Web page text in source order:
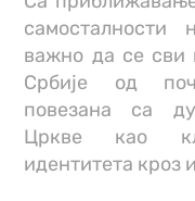
самосталности
важно да се сви
Србије од
повезана са
Цркве као
идентитета кроз